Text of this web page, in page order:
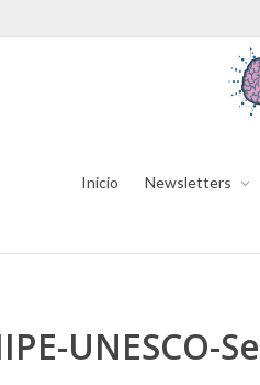
Inicio Newsletters
UNESCO-